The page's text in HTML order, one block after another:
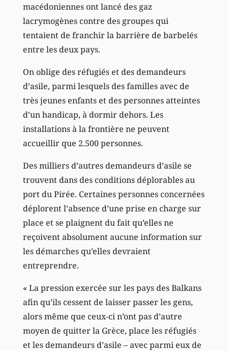
macédoniennes ont lancé des gaz
lacrymogènes contre des groupes qui
tentaient de franchir la barrière de barbelés
entre les deux pays.
On oblige des réfugiés et des demandeurs
d’asile, parmi lesquels des familles avec de
très jeunes enfants et des personnes atteintes
d’un handicap, à dormir dehors. Les
installations à la frontière ne peuvent
accueillir que 2.500 personnes.
Des milliers d’autres demandeurs d’asile se
trouvent dans des conditions déplorables au
port du Pirée. Certaines personnes concernées
déplorent l’absence d’une prise en charge sur
place et se plaignent du fait qu’elles ne
reçoivent absolument aucune information sur
les démarches qu’elles devraient
entreprendre.
« La pression exercée sur les pays des Balkans
afin qu’ils cessent de laisser passer les gens,
alors même que ceux-ci n’ont pas d’autre
moyen de quitter la Grèce, place les réfugiés
et les demandeurs d’asile – avec parmi eux de